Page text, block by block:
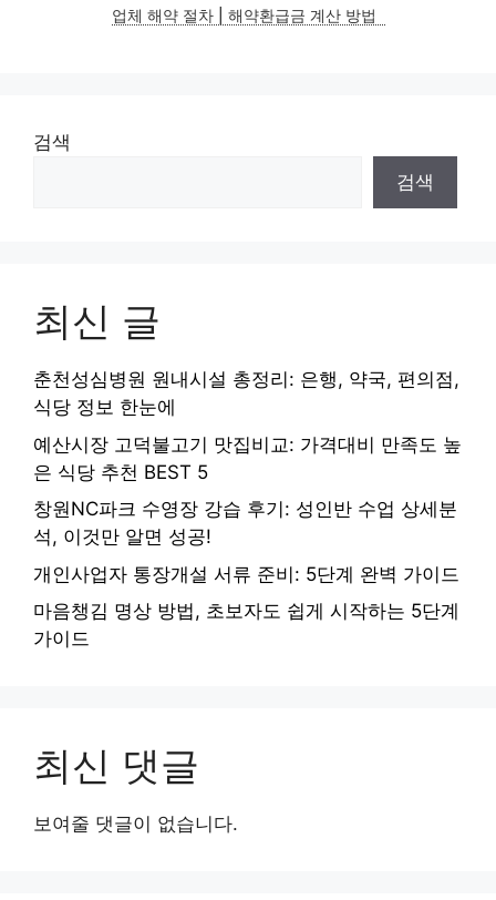
업체 해약 절차 | 해약환급금 계산 방법
검색
검색
최신 글
춘천성심병원 원내시설 총정리: 은행, 약국, 편의점,
식당 정보 한눈에
예산시장 고덕불고기 맛집비교: 가격대비 만족도 높
은 식당 추천 BEST 5
창원NC파크 수영장 강습 후기: 성인반 수업 상세분
석, 이것만 알면 성공!
개인사업자 통장개설 서류 준비: 5단계 완벽 가이드
마음챙김 명상 방법, 초보자도 쉽게 시작하는 5단계
가이드
최신 댓글
보여줄 댓글이 없습니다.